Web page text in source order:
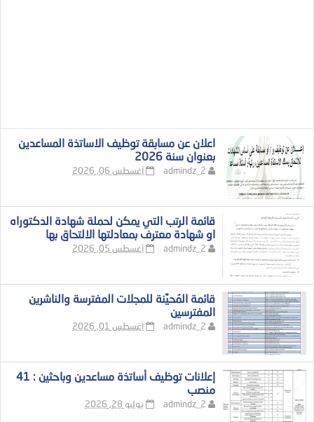
اعلان عن مسابقة توظيف الاساتذة المساعدين
بعنوان سنة 2026
admindz_2 أغسطس 06, 2026
قائمة الرتب التي يمكن لحملة شهادة الدكتوراه
او شهادة معترف بمعادلتها الالتحاق بها
admindz_2 أغسطس 05, 2026
قائمة المُحيَّنة للمجلات المفترسة والناشرين
المفترسين
admindz_2 أغسطس 01, 2026
إعلانات توظيف أساتذة مساعدين وباحثين : 41
منصب
admindz_2 يوليو 28, 2026